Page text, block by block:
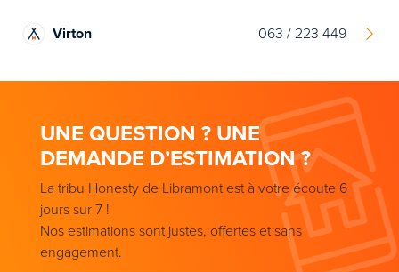
Virton 063 / 223 449
UNE QUESTION ? UNE
DEMANDE D’ESTIMATION ?
La tribu Honesty de Libramont est à votre écoute 6
jours sur 7 !
Nos estimations sont justes, offertes et sans
engagement.